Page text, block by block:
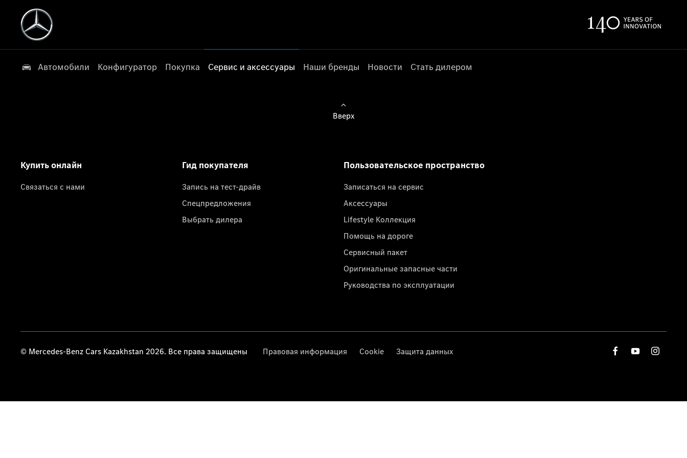
Автомобили Конфигуратор Покупка Сервис и аксессуары Наши бренды Новости Стать дилером
Вверх
Купить онлайн
Связаться с нами
Гид покупателя
Запись на тест-драйв
Спецпредложения
Выбрать дилера
Пользовательское пространство
Записаться на сервис
Аксессуары
Lifestyle Коллекция
Помощь на дороге
Сервисный пакет
Оригинальные запасные части
Руководства по эксплуатации
© Mercedes-Benz Cars Kazakhstan 2026. Все права защищены Правовая информация Cookie Защита данных